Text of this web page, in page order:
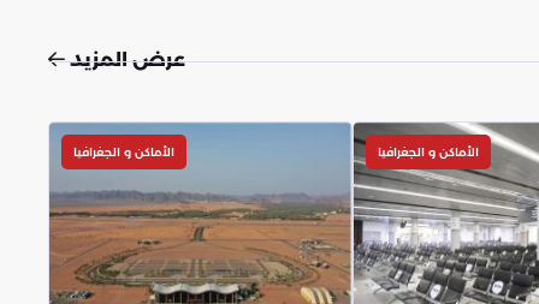
عرض المزيد
الأماكن و الجغرافيا الأماكن و الجغرافيا